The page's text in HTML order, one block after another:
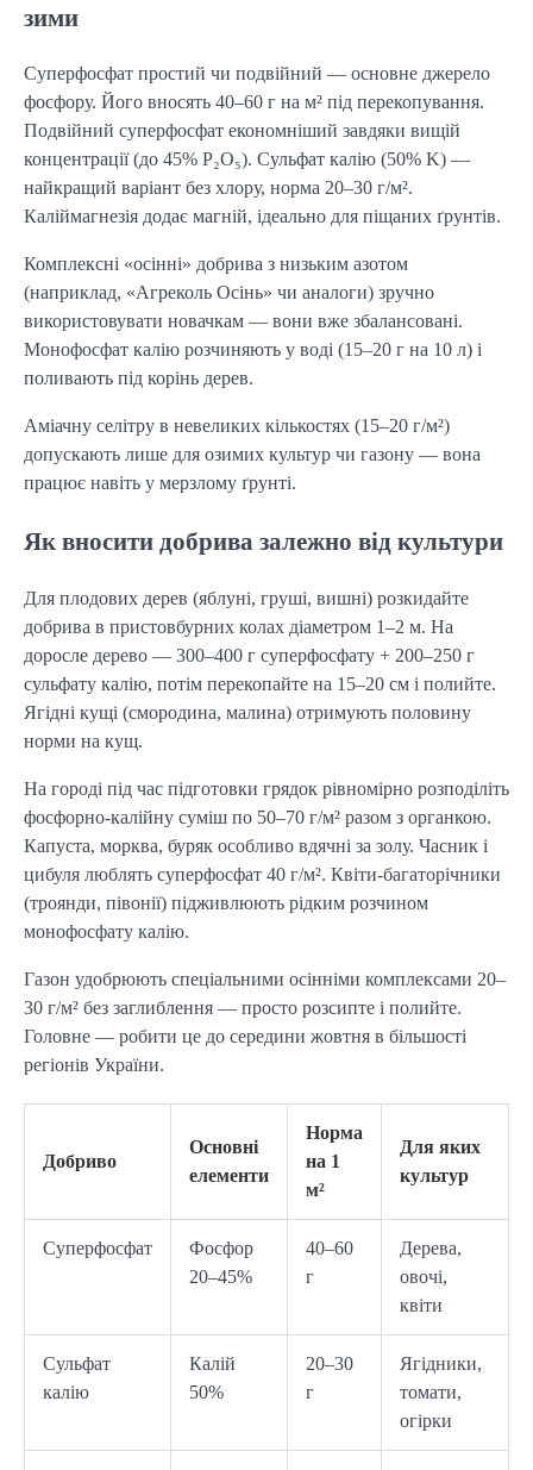
зими
Суперфосфат простий чи подвійний — основне джерело
фосфору. Його вносять 40–60 г на м² під перекопування.
Подвійний суперфосфат економніший завдяки вищій
концентрації (до 45% P₂O₅). Сульфат калію (50% K) —
найкращий варіант без хлору, норма 20–30 г/м².
Каліймагнезія додає магній, ідеально для піщаних ґрунтів.
Комплексні «осінні» добрива з низьким азотом
(наприклад, «Агреколь Осінь» чи аналоги) зручно
використовувати новачкам — вони вже збалансовані.
Монофосфат калію розчиняють у воді (15–20 г на 10 л) і
поливають під корінь дерев.
Аміачну селітру в невеликих кількостях (15–20 г/м²)
допускають лише для озимих культур чи газону — вона
працює навіть у мерзлому ґрунті.
Як вносити добрива залежно від культури
Для плодових дерев (яблуні, груші, вишні) розкидайте
добрива в пристовбурних колах діаметром 1–2 м. На
доросле дерево — 300–400 г суперфосфату + 200–250 г
сульфату калію, потім перекопайте на 15–20 см і полийте.
Ягідні кущі (смородина, малина) отримують половину
норми на кущ.
На городі під час підготовки грядок рівномірно розподіліть
фосфорно-калійну суміш по 50–70 г/м² разом з органкою.
Капуста, морква, буряк особливо вдячні за золу. Часник і
цибуля люблять суперфосфат 40 г/м². Квіти-багаторічники
(троянди, півонії) підживлюють рідким розчином
монофосфату калію.
Газон удобрюють спеціальними осінніми комплексами 20–
30 г/м² без заглиблення — просто розсипте і полийте.
Головне — робити це до середини жовтня в більшості
регіонів України.
Добриво
Основні
елементи
Норма
на 1
м²
Для яких
культур
Суперфосфат
Фосфор
20–45%
40–60
г
Дерева,
овочі,
квіти
Сульфат
калію
Калій
50%
20–30
г
Ягідники,
томати,
огірки